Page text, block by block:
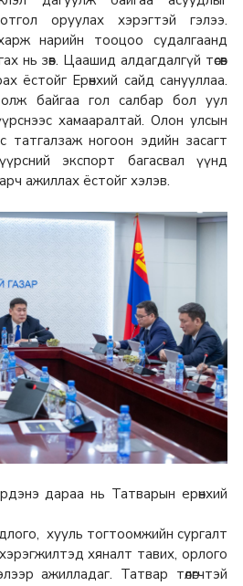
оруулах хэрэгтэй гэлээ.
нарийн тооцоо судалгаанд
нь зөв. Цаашид алдагдалгүй төсөв
ёстойг Ерөнхий сайд санууллаа.
байгаа гол салбар бол уул
хамааралтай. Олон улсын
татгалзаж ногоон эдийн засагт
экспорт багасвал үүнд
ажиллах ёстойг хэлэв.
дараа нь Татварын ерөнхий
хууль тогтоомжийн сургалт
хяналт тавих, орлого
ажилладаг. Татвар төлөгчтэй